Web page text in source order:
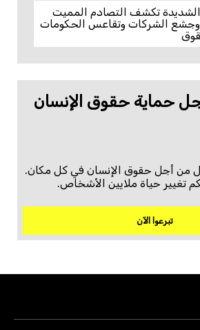
الشديدة تكشف التصادم المميت
وجشع الشركات وتقاعس الحكومات
حماية حقوق الإنسان
من أجل حقوق الإنسان في كل مكان.
تغيير حياة ملايين الأشخاص.
تبرعوا الآن